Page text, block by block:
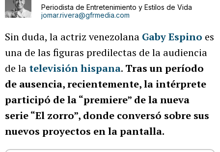
Periodista de Entretenimiento y Estilos de Vida
jomar.rivera@gfrmedia.com
Sin duda, la actriz venezolana Gaby Espino es
una de las figuras predilectas de la audiencia
de la televisión hispana. Tras un período
de ausencia, recientemente, la intérprete
participó de la “premiere” de la nueva
serie “El zorro”, donde conversó sobre sus
nuevos proyectos en la pantalla.